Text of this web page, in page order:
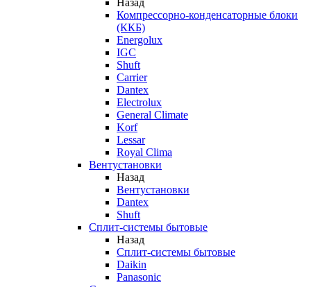
Назад
Компрессорно-конденсаторные блоки
(ККБ)
Energolux
IGC
Shuft
Carrier
Dantex
Electrolux
General Climate
Korf
Lessar
Royal Clima
Вентустановки
Назад
Вентустановки
Dantex
Shuft
Сплит-системы бытовые
Назад
Сплит-системы бытовые
Daikin
Panasonic